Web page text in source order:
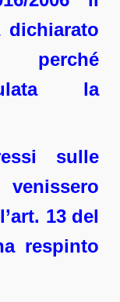
dichiarato
la
sulle
13 del
respinto